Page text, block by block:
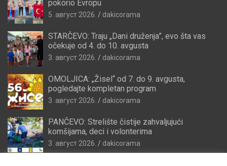
pokorio Evropu
5. август 2026. dakicorama
STARČEVO: Traju „Dani druženja”, evo šta vas
očekuje od 4. do 10. avgusta
3. август 2026. dakicorama
OMOLJICA: „Žisel“ od 7. do 9. avgusta,
pogledajte kompletan program
3. август 2026. dakicorama
PANČEVO: Strelište čistije zahvaljujući
komšijama, deci i volonterima
3. август 2026. dakicorama